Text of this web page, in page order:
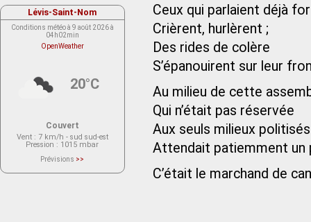
Ceux qui parlaient déjà
Crièrent, hurlèrent ;
Des rides de colère
S’épanouirent sur leur
Au milieu de cette
Qui n’était pas réservée
Aux seuls milieux politisés
Attendait patiemment un
C’était le marchand de
Lévis-Saint-Nom
Conditions météo à 9 août 2026 à
04h02min
OpenWeather
20°C
Couvert
Vent : 7 km/h - sud sud-est
Pression : 1015 mbar
Prévisions >>
actuellement aucune prévision